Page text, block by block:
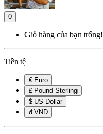
0
Giỏ hàng của bạn trống!
Tiền tệ
€ Euro
£ Pound Sterling
$ US Dollar
đ VND